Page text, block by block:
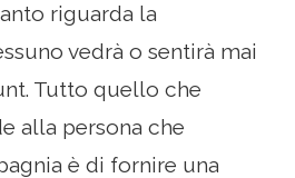
riguarda la
vedrà o sentirà mai
Tutto quello che
alla persona che
è di fornire una